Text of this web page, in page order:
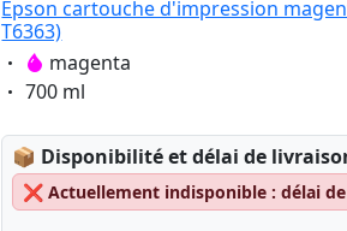
Epson cartouche d'impression
T6363)
Eigenschaft:
magenta
Eigenschaft:
700 ml
📦 Lagerstatus:
Disponibilité et délai de
❌ Actuellement indisponible : délai